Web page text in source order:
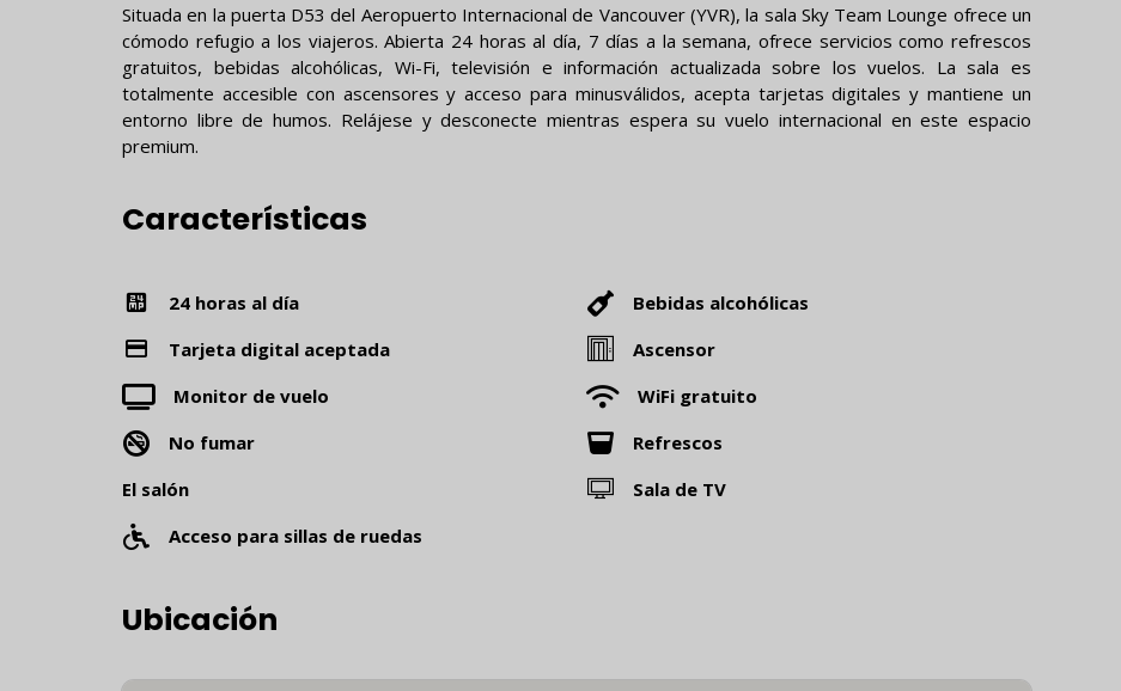
Situada en la puerta D53 del Aeropuerto Internacional de Vancouver (YVR), la sala Sky Team Lounge ofrece un
cómodo refugio a los viajeros. Abierta 24 horas al día, 7 días a la semana, ofrece servicios como refrescos
gratuitos, bebidas alcohólicas, Wi-Fi, televisión e información actualizada sobre los vuelos. La sala es
totalmente accesible con ascensores y acceso para minusválidos, acepta tarjetas digitales y mantiene un
entorno libre de humos. Relájese y desconecte mientras espera su vuelo internacional en este espacio
premium.
Características
24 horas al día
Bebidas alcohólicas
Tarjeta digital aceptada
Ascensor
Monitor de vuelo
WiFi gratuito
No fumar
Refrescos
El salón
Sala de TV
Acceso para sillas de ruedas
Ubicación